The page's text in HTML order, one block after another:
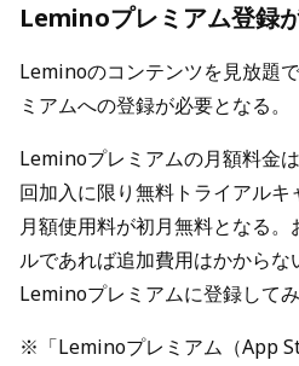
Leminoプレミアム登録
Leminoのコンテンツを見放題
ミアムへの登録が必要となる。
Leminoプレミアムの月額料金
回加入に限り無料トライアルキ
月額使用料が初月無料となる
ルであれば追加費用はかからな
Leminoプレミアムに登録してみ
※「Leminoプレミアム（App